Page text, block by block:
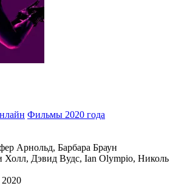
Фильмы 2020 года
Арнольд, Барбара Браун
Холл, Дэвид Вудс, Ian Olympio, Николь